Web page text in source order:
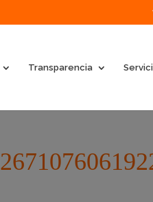
Transparencia